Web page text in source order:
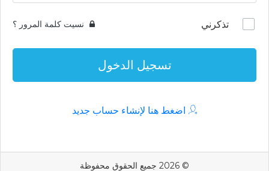
تذكرني نسيت كلمة المرور ؟
تسجيل الدخول
اضغط هنا لإنشاء حساب جديد
© 2026 جميع الحقوق محفوظة